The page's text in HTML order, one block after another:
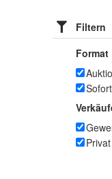
Filtern
Format
Privat